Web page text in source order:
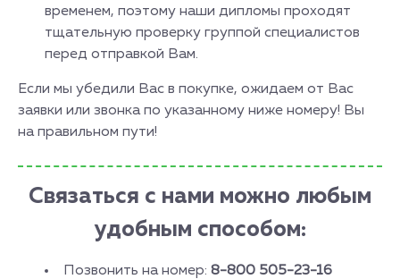
временем, поэтому наши дипломы проходят
тщательную проверку группой специалистов
перед отправкой Вам.
Если мы убедили Вас в покупке, ожидаем от Вас
заявки или звонка по указанному ниже номеру! Вы
на правильном пути!
Связаться с нами можно любым
удобным способом:
Позвонить на номер: 8-800 505-23-16